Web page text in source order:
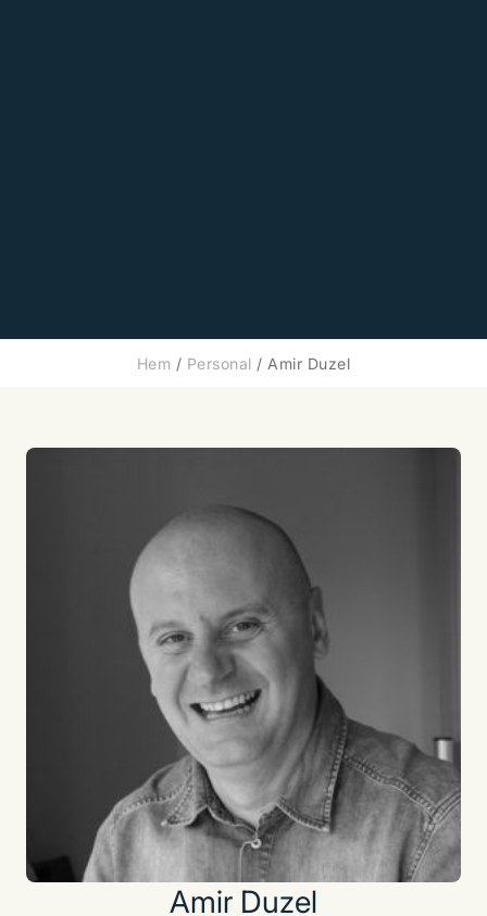
Hem / Personal / Amir Duzel
Amir Duzel